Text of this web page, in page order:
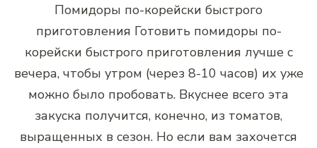
Помидоры по-корейски быстрого
приготовления Готовить помидоры по-
корейски быстрого приготовления лучше с
вечера, чтобы утром (через 8-10 часов) их уже
можно было пробовать. Вкуснее всего эта
закуска получится, конечно, из томатов,
выращенных в сезон. Но если вам захочется